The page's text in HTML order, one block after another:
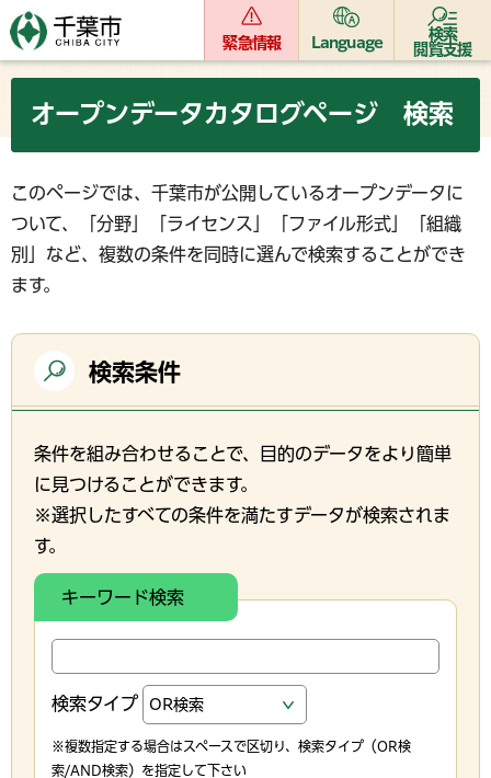
緊急情報 Language
検索
閲覧支援
オープンデータカタログページ 検索
このページでは、千葉市が公開しているオープンデータに
ついて、「分野」「ライセンス」「ファイル形式」「組織
別」など、複数の条件を同時に選んで検索することができ
ます。
検索条件
条件を組み合わせることで、目的のデータをより簡単
に見つけることができます。
※選択したすべての条件を満たすデータが検索されま
す。
キーワード検索
検索タイプ
※複数指定する場合はスペースで区切り、検索タイプ（OR検
索/AND検索）を指定して下さい